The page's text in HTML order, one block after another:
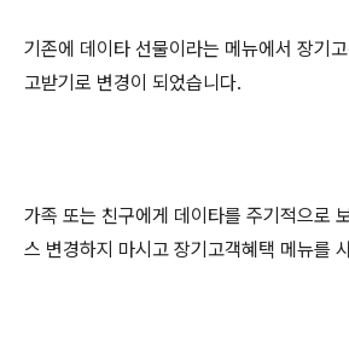
기존에 데이타 선물이라는 메뉴에서 장기
고받기로 변경이 되었습니다.
가족 또는 친구에게 데이타를 주기적으로
스 변경하지 마시고 장기고객혜택 메뉴를